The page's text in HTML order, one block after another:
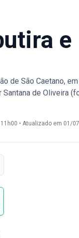
e
de São Caetano, em
de Oliveira
• Atualizado em 01/